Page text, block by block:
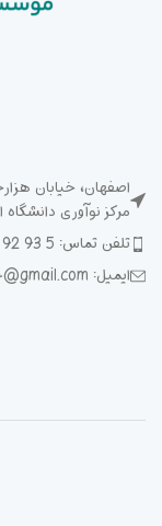
اصفهان، خیابان
مرکز نوآوری
تلفن تماس: 5 93 92 92 0902
ایمیل: Meftah1394@gmail.com